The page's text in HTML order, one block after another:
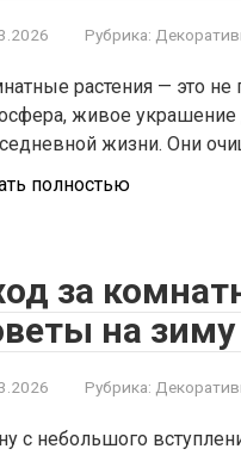
Рубрика:
растения — это не
живое
жизни. Они
полностью
за
на зиму
Рубрика:
с небольшого